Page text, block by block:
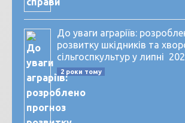
До уваги аграріїв:
розвитку шкідників та
сільгоспкультур у липні
2 роки тому